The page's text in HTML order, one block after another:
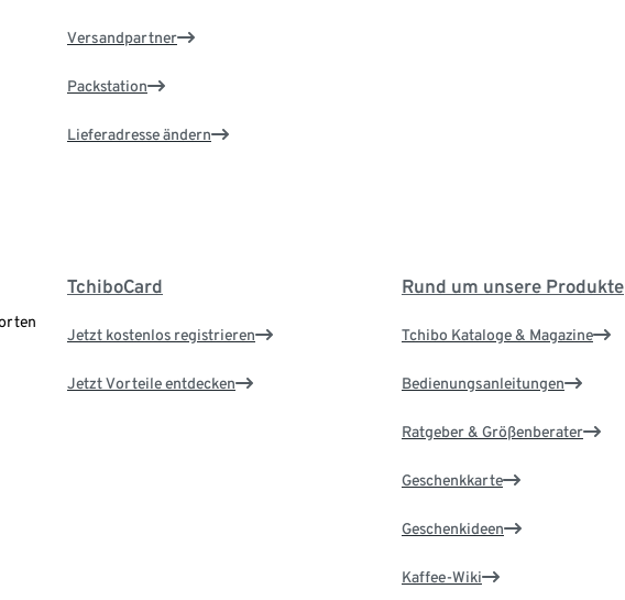
Versandpartner
Packstation
Lieferadresse ändern
TchiboCard
Jetzt kostenlos registrieren
Jetzt Vorteile entdecken
Rund um unsere Produkte
Tchibo Kataloge & Magazine
Bedienungsanleitungen
Ratgeber & Größenberater
Geschenkkarte
Geschenkideen
Kaffee-Wiki